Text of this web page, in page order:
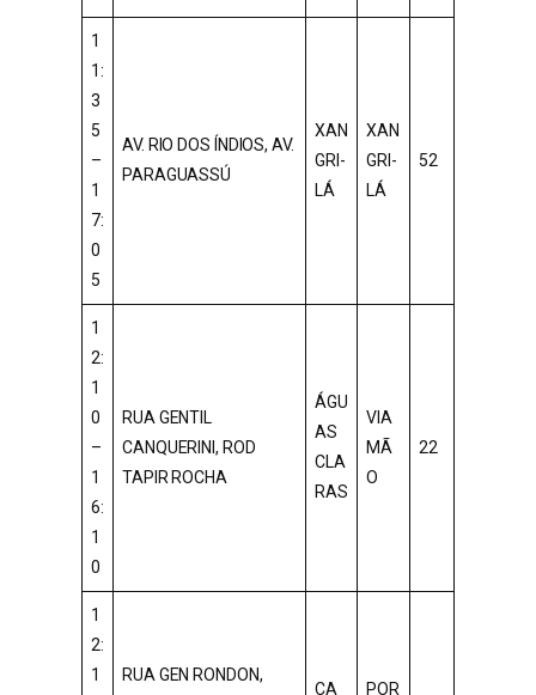
1
1:
3
5
–
1
7:
0
5
AV. RIO DOS ÍNDIOS, AV.
PARAGUASSÚ
XAN
GRI-
LÁ
XAN
GRI-
LÁ
52
1
2:
1
0
–
1
6:
1
0
RUA GENTIL
CANQUERINI, ROD
TAPIR ROCHA
ÁGU
AS
CLA
RAS
VIA
MÃ
O
22
1
2:
1
RUA GEN RONDON,
CA
POR